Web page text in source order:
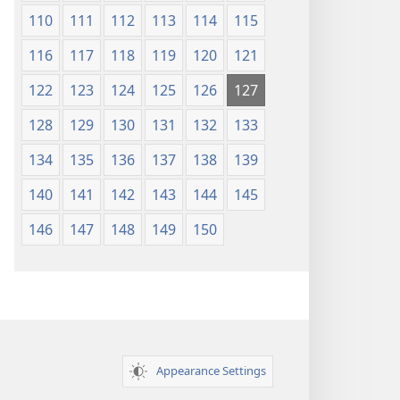
110
111 112 113 114
115
116
117 118 119 120
121
122
123 124 125 126
127
128
129 130 131 132
133
134
135 136 137 138
139
140
141 142 143 144
145
146
147 148 149 150
Appearance Settings